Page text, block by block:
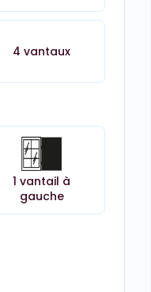
4 vantaux
1 vantail à
gauche